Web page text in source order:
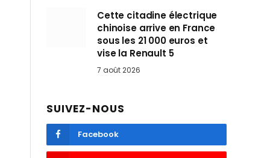
Cette citadine électrique
chinoise arrive en France
sous les 21 000 euros et
vise la Renault 5
7 août 2026
SUIVEZ-NOUS
Facebook